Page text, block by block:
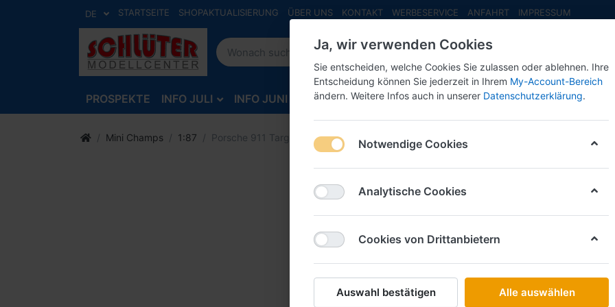
DE STARTSEITE SHOPAKTUALISIERUNG ÜBER UNS KONTAKT WERBESERVICE ANFAHRT IMPRESSUM
PROSPEKTE INFO JULI INFO JUNI INFO MAI NEU EINGETROFFEN NEUHEITEN
Mini Champs 1:87 Porsche 911 Targa -1972- -blau- -1:87-
Mini Champs
-1:87-
24,50
Ja, wir verwenden Cookies
Sie entscheiden, welche Cookies Sie zulassen oder ablehnen. Ihre
Entscheidung können Sie jederzeit in Ihrem My-Account-Bereich
ändern. Weitere Infos auch in unserer Datenschutzerklärung.
Notwendige Cookies
Analytische Cookies
Cookies von Drittanbietern
Auswahl bestätigen Alle auswählen